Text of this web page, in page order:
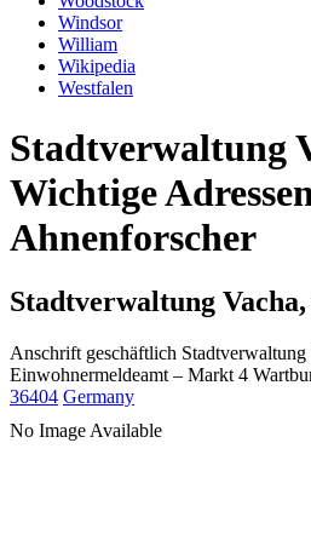
Windsor
William
Wikipedia
Westfalen
Stadtverwaltung
Wichtige
Ahnenforscher
Stadtverwaltung
Anschrift geschäftlich Stadtverwaltung
Einwohnermeldeamt – Markt 4
36404 Germany
No Image Available